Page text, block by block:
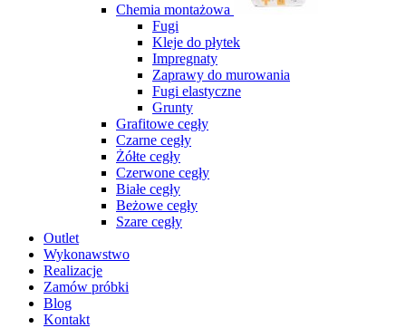
Chemia montażowa
Fugi
Kleje do płytek
Impregnaty
Zaprawy do murowania
Fugi elastyczne
Grunty
Grafitowe cegły
Czarne cegły
Żółte cegły
Czerwone cegły
Białe cegły
Beżowe cegły
Szare cegły
Outlet
Wykonawstwo
Realizacje
Zamów próbki
Blog
Kontakt